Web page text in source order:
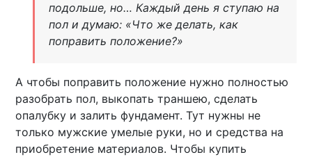
подольше, но… Каждый день я ступаю на
пол и думаю: «Что же делать, как
поправить положение?»
А чтобы поправить положение нужно полностью
разобрать пол, выкопать траншею, сделать
опалубку и залить фундамент. Тут нужны не
только мужские умелые руки, но и средства на
приобретение материалов. Чтобы купить